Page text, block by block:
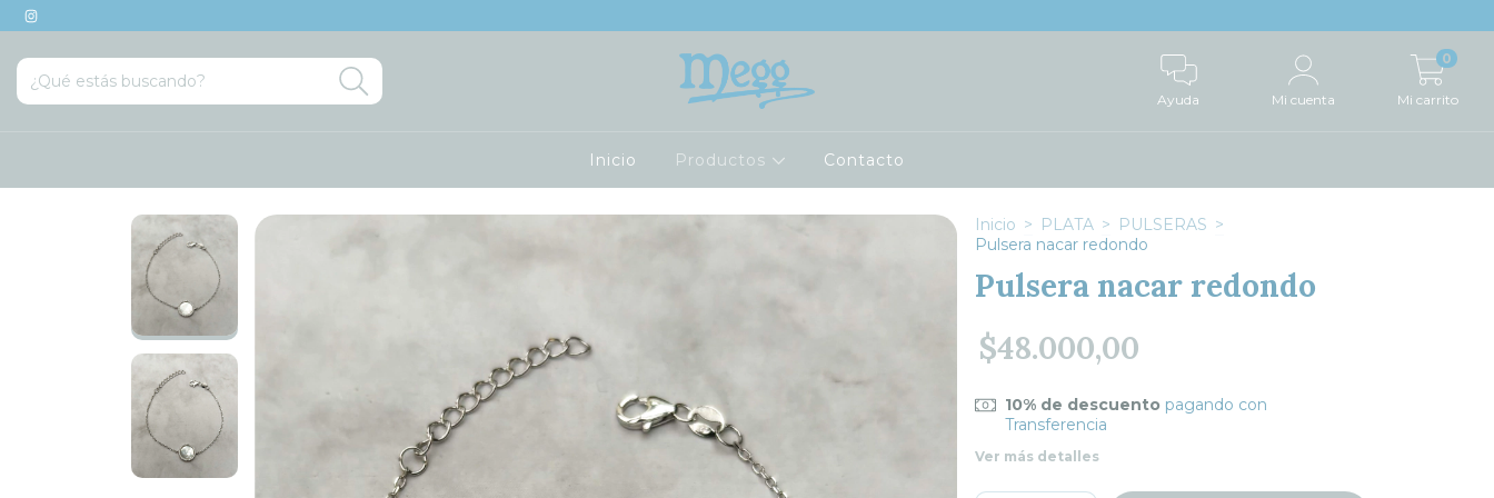
Ayuda Mi cuenta Mi carrito
0
Inicio Productos Contacto
Inicio > PLATA > PULSERAS >
Pulsera nacar redondo
Pulsera nacar redondo
$48.000,00
10% de descuento pagando con
Transferencia
Ver más detalles